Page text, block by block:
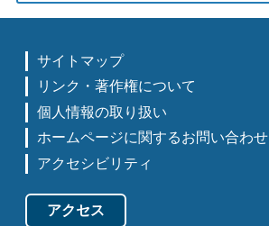
サイトマップ
リンク・著作権について
個人情報の取り扱い
ホームページに関するお問い合わせ
アクセシビリティ
アクセス